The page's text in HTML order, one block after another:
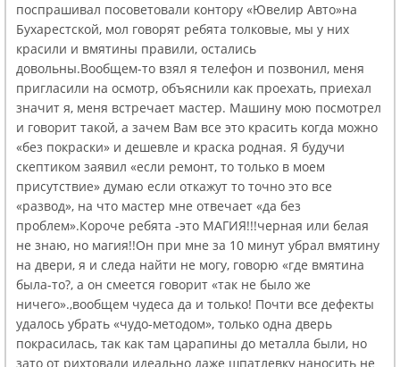
поспрашивал посоветовали контору «Ювелир Авто»на
Бухарестской, мол говорят ребята толковые, мы у них
красили и вмятины правили, остались
довольны.Вообщем-то взял я телефон и позвонил, меня
пригласили на осмотр, объяснили как проехать, приехал
значит я, меня встречает мастер. Машину мою посмотрел
и говорит такой, а зачем Вам все это красить когда можно
«без покраски» и дешевле и краска родная. Я будучи
скептиком заявил «если ремонт, то только в моем
присутствие» думаю если откажут то точно это все
«развод», на что мастер мне отвечает «да без
проблем».Короче ребята -это МАГИЯ!!!черная или белая
не знаю, но магия!!Он при мне за 10 минут убрал вмятину
на двери, я и следа найти не могу, говорю «где вмятина
была-то?, а он смеется говорит «так не было же
ничего».,вообщем чудеса да и только! Почти все дефекты
удалось убрать «чудо-методом», только одна дверь
покрасилась, так как там царапины до металла были, но
зато от рихтовали идеально даже шпатлевку наносить не